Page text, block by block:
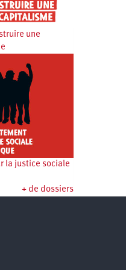
une
la justice sociale
+ de dossiers